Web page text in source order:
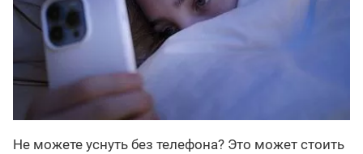
Не можете уснуть без телефона? Это может стоить